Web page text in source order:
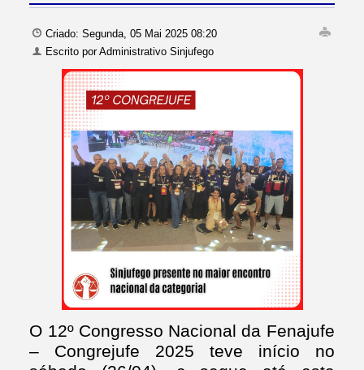
Criado: Segunda, 05 Mai 2025 08:20
Escrito porAdministrativo Sinjufego
O 12º Congresso Nacional da Fenajufe
– Congrejufe 2025 teve início no